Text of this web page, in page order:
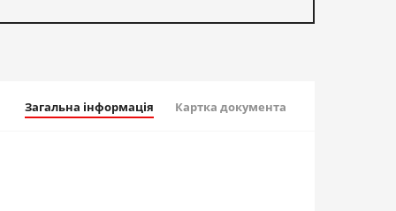
Загальна інформація Картка документа